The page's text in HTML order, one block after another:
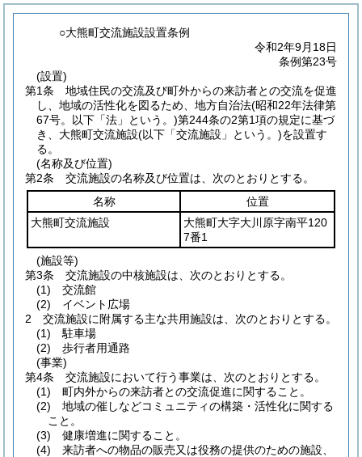
○大熊町交流施設設置条例
令和2年9月18日
条例第23号
(設置)
第1条
地域住民の交流及び町外からの来訪者との交流を促進
し、地域の活性化を図るため、地方自治法(昭和22年法律第
67号。以下「法」という。)第244条の2第1項の規定に基づ
き、大熊町交流施設(以下「交流施設」という。)を設置す
る。
(名称及び位置)
第2条
交流施設の名称及び位置は、次のとおりとする。
名称
位置
大熊町交流施設
大熊町大字大川原字南平120
7番1
(施設等)
第3条
交流施設の中核施設は、次のとおりとする。
(1)
交流館
(2)
イベント広場
2
交流施設に附属する主な共用施設は、次のとおりとする。
(1)
駐車場
(2)
歩行者用通路
(事業)
第4条
交流施設において行う事業は、次のとおりとする。
(1)
町内外からの来訪者との交流促進に関すること。
(2)
地域の催しなどコミュニティの構築・活性化に関する
こと。
(3)
健康増進に関すること。
(4)
来訪者への物品の販売又は役務の提供のための施設、